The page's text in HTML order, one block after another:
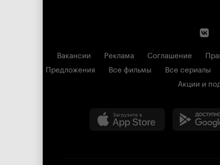
Вакансии Реклама Соглашение
Предложения
Все фильмы
Все сериалы
Акции и